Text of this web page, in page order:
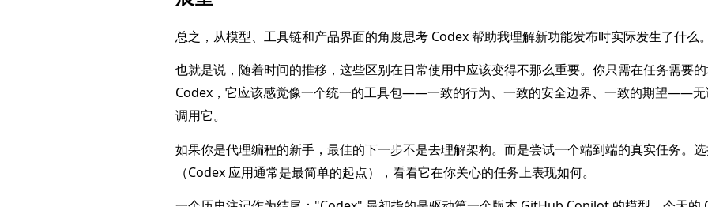
总之，从模型、工具链和产品界面的角度思考 Codex 帮助我理解新功能发布时实际发生了什么。
也就是说，随着时间的推移，这些区别在日常使用中应该变得不那么重要。你只需在任务需要
Codex，它应该感觉像一个统一的工具包——一致的行为、一致的安全边界、一致的期望——无
调用它。
如果你是代理编程的新手，最佳的下一步不是去理解架构。而是尝试一个端到端的真实任务。
（Codex 应用通常是最简单的起点），看看它在你关心的任务上表现如何。